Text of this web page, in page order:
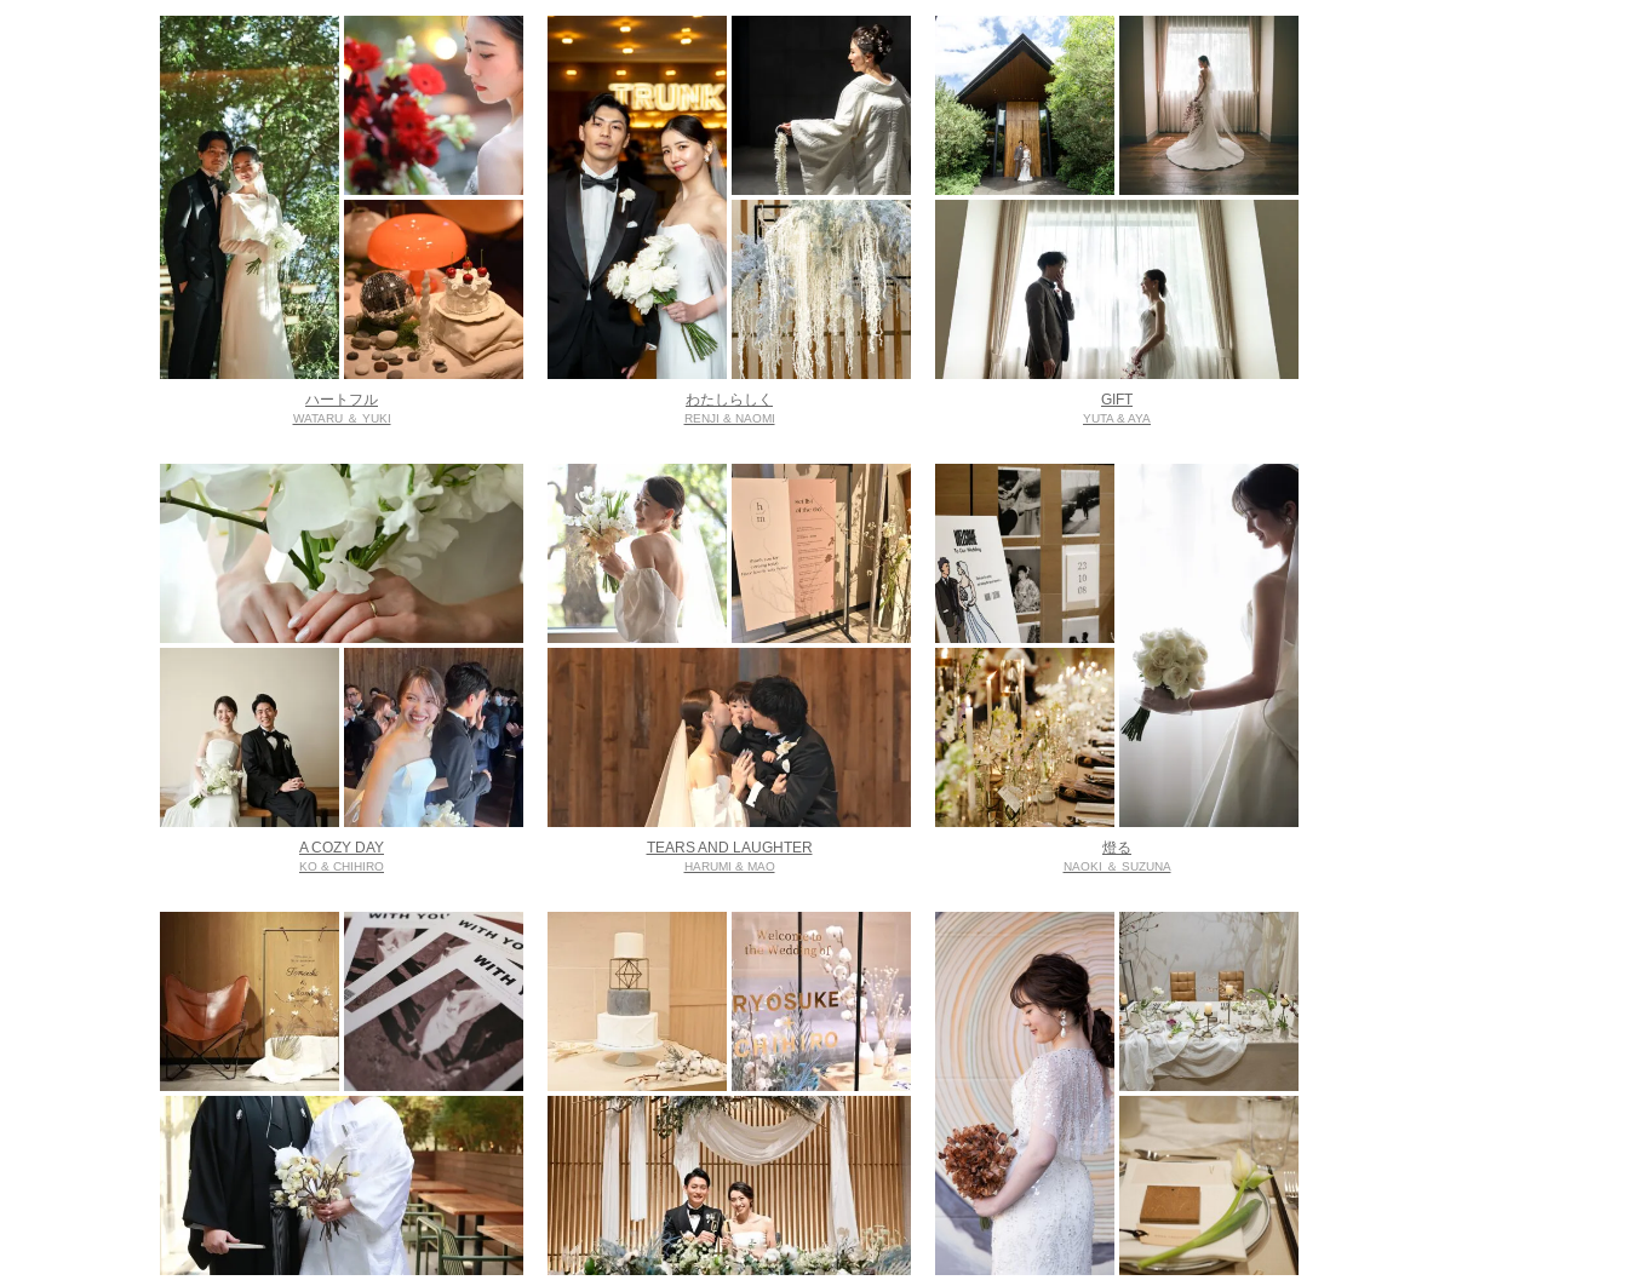
ハートフル
WATARU ＆ YUKI
わたしらしく
RENJI & NAOMI
GIFT
YUTA & AYA
A COZY DAY
KO & CHIHIRO
TEARS AND LAUGHTER
HARUMI & MAO
燈る
NAOKI ＆ SUZUNA